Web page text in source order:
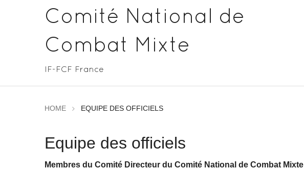
Comité National de
Combat Mixte
IF-FCF France
HOME EQUIPE DES OFFICIELS
Equipe des officiels
Membres du Comité Directeur du Comité National de Combat Mixte